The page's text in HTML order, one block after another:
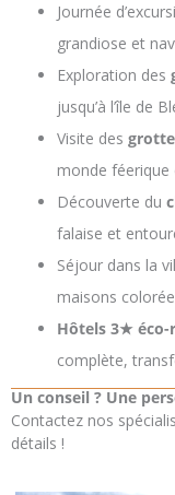
Journée
grandiose et
Exploration des
jusqu’à l’île de
Visite des
monde féerique
Découverte du
falaise et
Séjour dans la
maisons
Hôtels 3★ éco-
complète,
Un conseil ? Une
Contactez nos
détails !